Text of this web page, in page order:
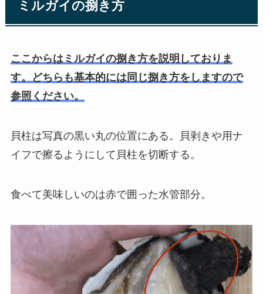
ミルガイの捌き方
ここからはミルガイの捌き方を説明しておりま
す。どちらも基本的には同じ捌き方をしますので
参照ください。
貝柱は写真の黒い丸の位置にある。貝剥きや用ナ
イフで擦るようにして貝柱を切断する。
食べて美味しいのは赤で囲った水管部分。